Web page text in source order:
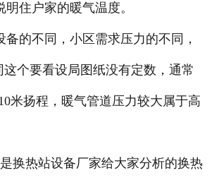
住户家的暖气温度。
的不同，小区需求压力的不同，
个要看设局图纸没有定数，通常
米扬程，暖气管道压力较大属于高
热站设备厂家给大家分析的换热